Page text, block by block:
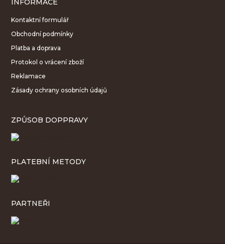
INFORMACE
Kontaktní formulář
Obchodní podmínky
Platba a doprava
Protokol o vrácení zboží
Reklamace
Zásady ochrany osobních údajů
ZPŮSOB DOPPRAVY
PLATEBNÍ METODY
PARTNEŘI